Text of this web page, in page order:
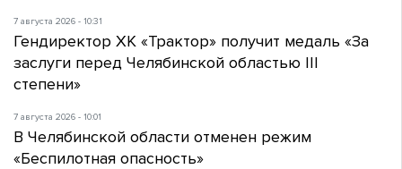
7 августа 2026 - 10:31
Гендиректор ХК «Трактор» получит медаль «За
заслуги перед Челябинской областью III
степени»
7 августа 2026 - 10:01
В Челябинской области отменен режим
«Беспилотная опасность»